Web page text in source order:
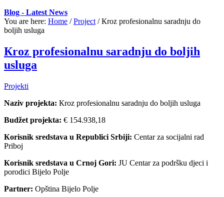
Blog - Latest News
You are here: Home / Project / Кroz profesionalnu saradnju do
boljih usluga
Кroz profesionalnu saradnju do boljih
usluga
Projekti
Naziv projekta: Кroz profesionalnu saradnju do boljih usluga
Budžet projekta: € 154.938,18
Кorisnik sredstava u Republici Srbiji: Centar za socijalni rad
Priboj
Кorisnik sredstava u Crnoj Gori: JU Centar za podršku djeci i
porodici Bijelo Polje
Partner: Opština Bijelo Polje